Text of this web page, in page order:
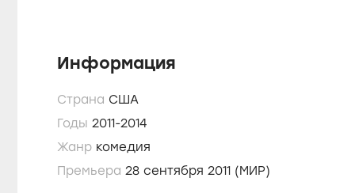
Информация
Страна США
Годы 2011-2014
Жанр комедия
Премьера 28 сентября 2011 (МИР)